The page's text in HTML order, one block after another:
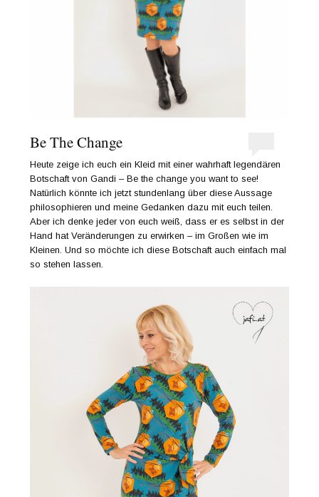
Be The Change
Heute zeige ich euch ein Kleid mit einer wahrhaft legendären
Botschaft von Gandi – Be the change you want to see!
Natürlich könnte ich jetzt stundenlang über diese Aussage
philosophieren und meine Gedanken dazu mit euch teilen.
Aber ich denke jeder von euch weiß, dass er es selbst in der
Hand hat Veränderungen zu erwirken – im Großen wie im
Kleinen. Und so möchte ich diese Botschaft auch einfach mal
so stehen lassen.